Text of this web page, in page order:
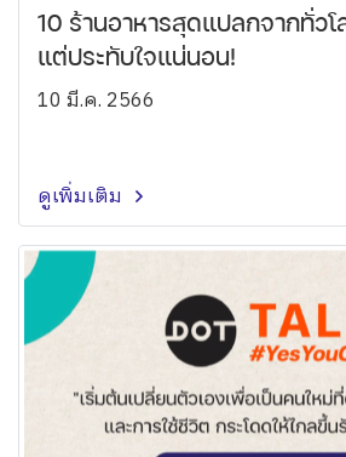
10 ร้านอาหารสุดแปลกจากทั่วโ
แต่ประทับใจแน่นอน!
10 มี.ค. 2566
ดูเพิ่มเติม